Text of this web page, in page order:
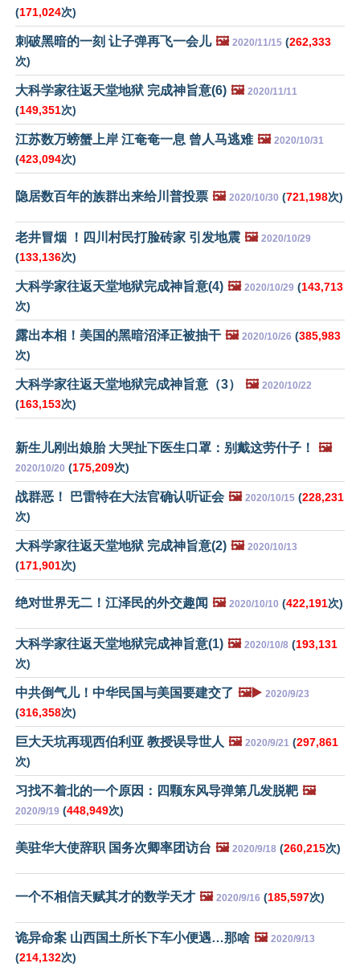
(171,024次)
刺破黑暗的一刻 让子弹再飞一会儿 🖼️ 2020/11/15 (262,333
次)
大科学家往返天堂地狱 完成神旨意(6) 🖼️ 2020/11/11
(149,351次)
江苏数万螃蟹上岸 江奄奄一息 曾人马逃难 🖼️ 2020/10/31
(423,094次)
隐居数百年的族群出来给川普投票 🖼️ 2020/10/30 (721,198次)
老井冒烟 ！四川村民打脸砖家 引发地震 🖼️ 2020/10/29
(133,136次)
大科学家往返天堂地狱完成神旨意(4) 🖼️ 2020/10/29 (143,713
次)
露出本相！美国的黑暗沼泽正被抽干 🖼️ 2020/10/26 (385,983
次)
大科学家往返天堂地狱完成神旨意（3） 🖼️ 2020/10/22
(163,153次)
新生儿刚出娘胎 大哭扯下医生口罩：别戴这劳什子！ 🖼️
2020/10/20 (175,209次)
战群恶！ 巴雷特在大法官确认听证会 🖼️ 2020/10/15 (228,231
次)
大科学家往返天堂地狱 完成神旨意(2) 🖼️ 2020/10/13
(171,901次)
绝对世界无二！江泽民的外交趣闻 🖼️ 2020/10/10 (422,191次)
大科学家往返天堂地狱完成神旨意(1) 🖼️ 2020/10/8 (193,131
次)
中共倒气儿！中华民国与美国要建交了 🖼️▶️ 2020/9/23
(316,358次)
巨大天坑再现西伯利亚 教授误导世人 🖼️ 2020/9/21 (297,861
次)
习找不着北的一个原因：四颗东风导弹第几发脱靶 🖼️
2020/9/19 (448,949次)
美驻华大使辞职 国务次卿率团访台 🖼️ 2020/9/18 (260,215次)
一个不相信天赋其才的数学天才 🖼️ 2020/9/16 (185,597次)
诡异命案 山西国土所长下车小便遇…那啥 🖼️ 2020/9/13
(214,132次)